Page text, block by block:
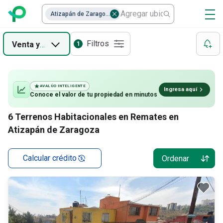
Venta yRemate 1 Filtros
6 Terrenos Habitacionales en Remates en
Atizapán de Zaragoza
Calcular crédito Ordenar
AVALÚO INTELIGENTE
Conoce el valor de tu propiedad en minutos
Ingresa aquí
Atizapán de Zaragoza